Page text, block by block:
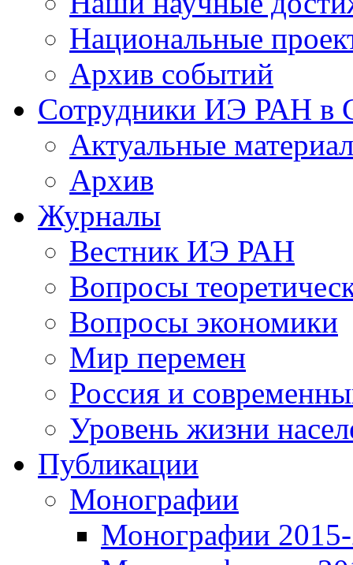
Национальные
Архив событий
Сотрудники ИЭ РАН
Актуальные
Архив
Журналы
Вестник ИЭ РАН
Вопросы
Вопросы экономики
Мир перемен
Россия и
Уровень жизни
Публикации
Монографии
Монографии 2015-